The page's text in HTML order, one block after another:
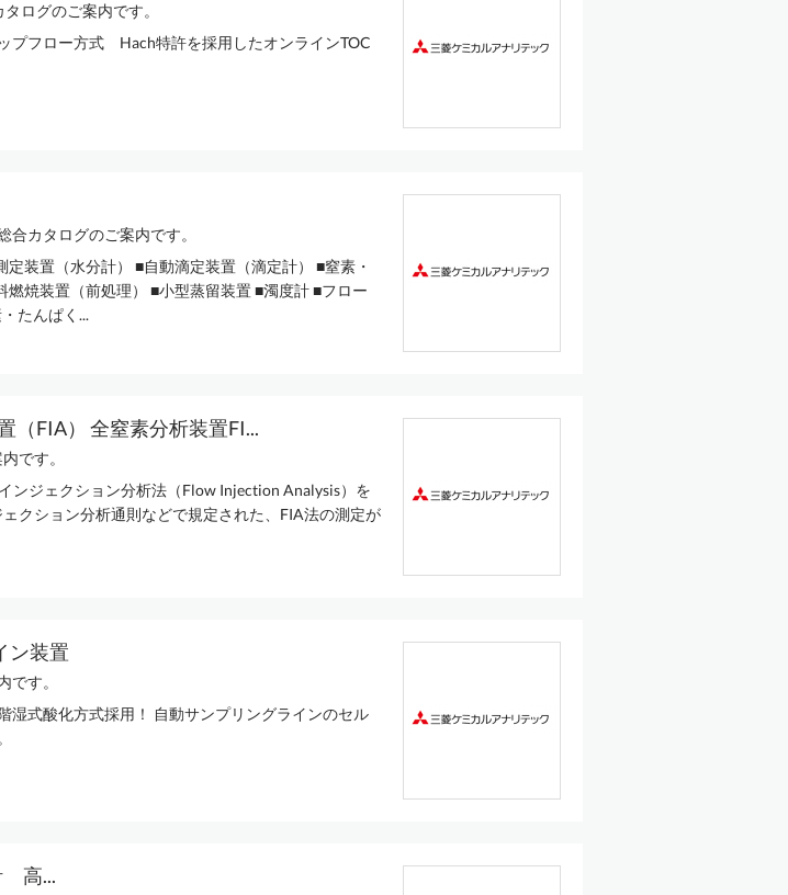
ログのご案内です。
プフロー方式 Hach特許を採用したオンラインTOC
カタログのご案内です。
定装置（水分計） ■自動滴定装置（滴定計） ■窒素・
焼装置（前処理） ■小型蒸留装置 ■濁度計 ■フロー
たんぱく...
（FIA） 全窒素分析装置FI...
です。
ンジェクション分析法（Flow Injection Analysis）を
クション分析通則などで規定された、FIA法の測定が
ン装置
です。
湿式酸化方式採用！ 自動サンプリングラインのセル
高...